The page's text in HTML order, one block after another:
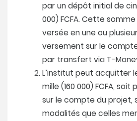
par un dépôt initial de
000) FCFA. Cette
versée en une ou
versement sur le
par transfert via T-
L’institut peut acquitter
mille (160 000) FCFA,
sur le compte du projet,
modalités que celles